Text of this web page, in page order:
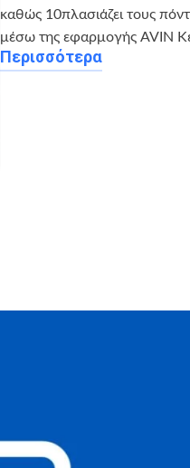
καθώς 10πλασιάζει τους
μέσω της εφαρμογής AVIN
Περισσότερα